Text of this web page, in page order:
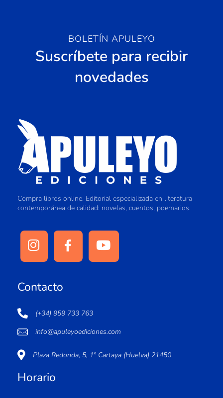
BOLETÍN APULEYO
Suscríbete para recibir
novedades
Compra libros online. Editorial especializada en literatura
contemporánea de calidad: novelas, cuentos, poemarios.
Contacto
(+34) 959 733 763
info@apuleyoediciones.com
Plaza Redonda, 5, 1º Cartaya (Huelva) 21450
Horario